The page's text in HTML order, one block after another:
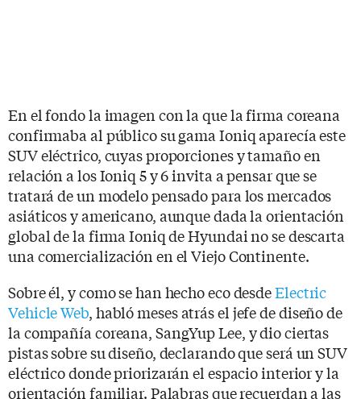
En el fondo la imagen con la que la firma coreana
confirmaba al público su gama Ioniq aparecía este
SUV eléctrico, cuyas proporciones y tamaño en
relación a los Ioniq 5 y 6 invita a pensar que se
tratará de un modelo pensado para los mercados
asiáticos y americano, aunque dada la orientación
global de la firma Ioniq de Hyundai no se descarta
una comercialización en el Viejo Continente.
Sobre él, y como se han hecho eco desdeElectric
Vehicle Web, habló meses atrás el jefe de diseño de
la compañía coreana, SangYup Lee, y dio ciertas
pistas sobre su diseño, declarando que será un SUV
eléctrico donde priorizarán el espacio interior y la
orientación familiar. Palabras que recuerdan a las